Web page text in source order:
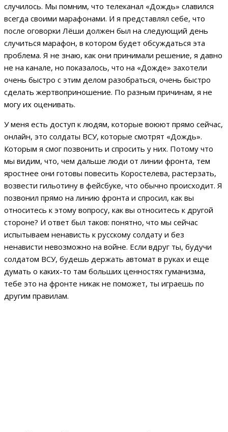
случилось. Мы помним, что телеканал «Дождь» славился
всегда своими марафонами. И я представлял себе, что
после оговорки Лёши должен был на следующий день
случиться марафон, в котором будет обсуждаться эта
проблема. Я не знаю, как они принимали решение, я давно
не на канале, но показалось, что на «Дожде» захотели
очень быстро с этим делом разобраться, очень быстро
сделать жертвоприношение. По разным причинам, я не
могу их оценивать.
У меня есть доступ к людям, которые воюют прямо сейчас,
онлайн, это солдаты ВСУ, которые смотрят «Дождь».
Которым я смог позвонить и спросить у них. Потому что
мы видим, что, чем дальше люди от линии фронта, тем
яростнее они готовы повесить Коростелева, растерзать,
возвести гильотину в фейсбуке, что обычно происходит. Я
позвонил прямо на линию фронта и спросил, как вы
относитесь к этому вопросу, как вы относитесь к другой
стороне? И ответ был таков: понятно, что мы сейчас
испытываем ненависть к русскому солдату и без
ненависти невозможно на войне. Если вдруг ты, будучи
солдатом ВСУ, будешь держать автомат в руках и еще
думать о каких-то там больших ценностях гуманизма,
тебе это на фронте никак не поможет, ты играешь по
другим правилам.